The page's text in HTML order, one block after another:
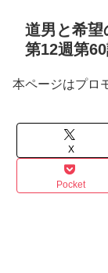
道男と希望
第12週第
本ページはプロ
X
Pocket